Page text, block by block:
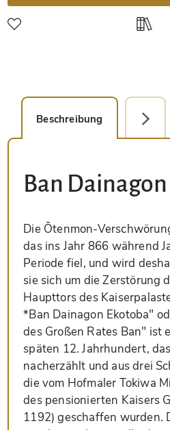
Beschreibung
Ban
Die Ōtenmon-
das ins Jahr 866 während
Periode fiel, und wird
sie sich um die Zerstörung
Haupttors des
*Ban Dainagon Ekotoba"
des Großen Rates Ban" ist
späten 12. Jahrhundert,
nacherzählt und aus drei
die vom Hofmaler Tokiwa
des pensionierten Kaisers
1192) geschaffen wurden.